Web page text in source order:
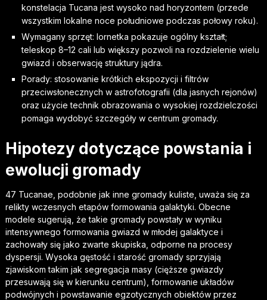
konstelacja Tucana jest wysoko nad horyzontem (przede
wszystkim lokalne noce południowe podczas połowy roku).
Wymagany sprzęt: lornetka pokazuje ogólny kształt;
teleskop 8–12 cali lub większy pozwoli na rozdzielenie wielu
gwiazd i obserwację struktury jądra.
Porady: stosowanie krótkich ekspozycji i filtrów
przeciwsłonecznych w astrofotografii (dla jasnych rejonów)
oraz użycie technik obrazowania o wysokiej rozdzielczości
pomaga wydobyć szczegóły w centrum gromady.
Hipotezy dotyczące powstania i
ewolucji gromady
47 Tucanae, podobnie jak inne gromady kuliste, uważa się za
relikty wczesnych etapów formowania galaktyki. Obecne
modele sugerują, że takie gromady powstały w wyniku
intensywnego formowania gwiazd w młodej galaktyce i
zachowały się jako zwarte skupiska, odporne na procesy
dyspersji. Wysoka gęstość i starość gromady sprzyjają
zjawiskom takim jak segregacja masy (cięższe gwiazdy
przesuwają się w kierunku centrum), formowanie układów
podwójnych i powstawanie egzotycznych obiektów przez